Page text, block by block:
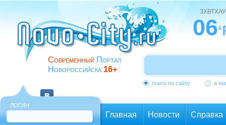
Современный Портал
Новороссийска 16+
ЗХВТХАУ
06
поиск по сайту в
ЛОГИН
Главная Новости Справка